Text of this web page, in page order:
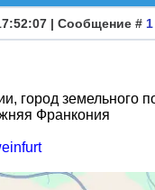
| Сообщение # 1
город земельного
Франкония